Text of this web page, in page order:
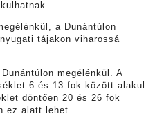
a Dunántúlon
tájakon viharossá
megélénkül. A
6 és 13 fok között alakul.
döntően 20 és 26 fok
ez alatt lehet.